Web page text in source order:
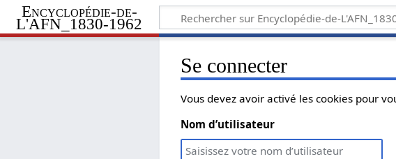
Encyclopédie-de-
L'AFN_1830-1962
Se connecter
Vous devez avoir activé les cookies pour
Nom d’utilisateur